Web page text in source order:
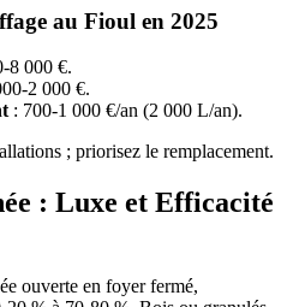
au Fioul en 2025
8 000 €.
2 000 €.
: 700-1 000 €/an (2 000 L/an).
; priorisez le remplacement.
: Luxe et Efficacité
ouverte en foyer fermé,